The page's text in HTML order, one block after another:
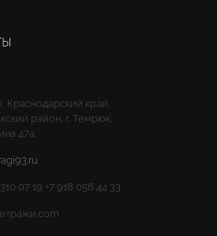
Краснодарский край,
район, г. Темрюк,
47а.
07 19 +7 918 056 44 33